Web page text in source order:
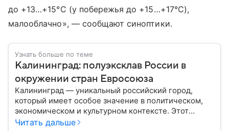
до +13…+15°С (у побережья до +15…+17°С),
малооблачно», — сообщают синоптики.
Узнать больше по теме
Калининград: полуэксклав России в
окружении стран Евросоюза
Калининград — уникальный российский город,
который имеет особое значение в политическом,
экономическом и культурном контексте. Этот
город, расположенный в самом сердце Европы,
Читать дальше